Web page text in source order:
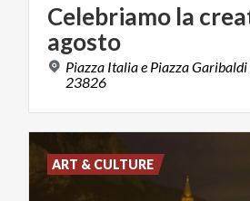
Celebriamo la
agosto
Piazza Italia e Piazza
23826
ART & CULTURE